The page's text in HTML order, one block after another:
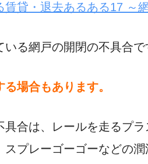
賃貸・退去あるある17 ～
いる網戸の開閉の不具合
場合もあります。
具合は、レールを走るプ
スプレーゴーゴーなどの